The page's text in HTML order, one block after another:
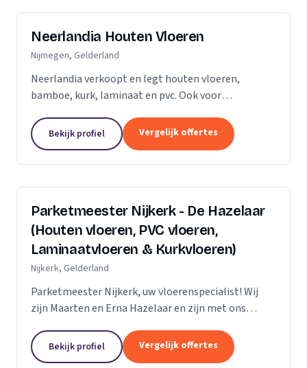
Neerlandia Houten Vloeren
Nijmegen, Gelderland
Neerlandia verkoopt en legt houten vloeren,
bamboe, kurk, laminaat en pvc. Ook voor
kunt u bij ons terecht! Neerlandia is een
familiebedrijf in Nijmegen...
Bekijk profiel Vergelijk offertes
Parketmeester Nijkerk - De Hazelaar
(Houten vloeren, PVC vloeren,
Laminaatvloeren & Kurkvloeren)
Nijkerk, Gelderland
Parketmeester Nijkerk, uw vloerenspecialist! Wij
zijn Maarten en Erna Hazelaar en zijn met ons
aangesloten, omdat deze organisatie staat voor
zelfstandige...
Bekijk profiel Vergelijk offertes